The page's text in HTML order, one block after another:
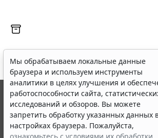
Мы обрабатываем локальные данные
браузера и используем инструменты
аналитики в целях улучшения и
работоспособности сайта,
исследований и обзоров. Вы можете
запретить обработку указанных данных
настройках браузера. Пожалуйста,
© ООО "НПП "ГАРАНТ-СЕРВИС", 2026.
выпускается с 1990 года. Компания
являются участниками Российской
информации ГАРАНТ.